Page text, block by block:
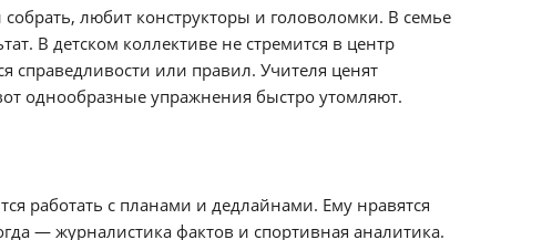
любит конструкторы и головоломки. В семье
В детском коллективе не стремится в центр
справедливости или правил. Учителя ценят
однообразные упражнения быстро утомляют.
работать с планами и дедлайнами. Ему нравятся
— журналистика фактов и спортивная аналитика.